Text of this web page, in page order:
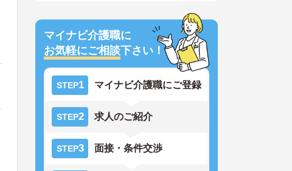
マイナビ介護職に
お気軽にご相談下さい！
STEP1 マイナビ介護職にご登録
STEP2 求人のご紹介
STEP3 面接・条件交渉